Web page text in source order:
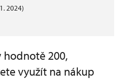
2024)
hodnotě 200,
využít na nákup